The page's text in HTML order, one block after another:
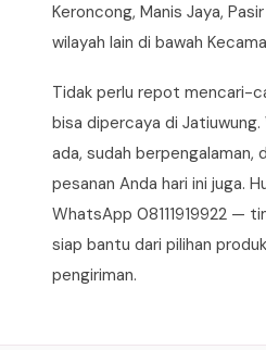
Keroncong, Manis Jaya,
wilayah lain di bawah
Tidak perlu repot mencari-
bisa dipercaya di Jatiuwung.
ada, sudah berpengalaman,
pesanan Anda hari ini juga.
WhatsApp 08111919922 —
siap bantu dari pilihan
pengiriman.